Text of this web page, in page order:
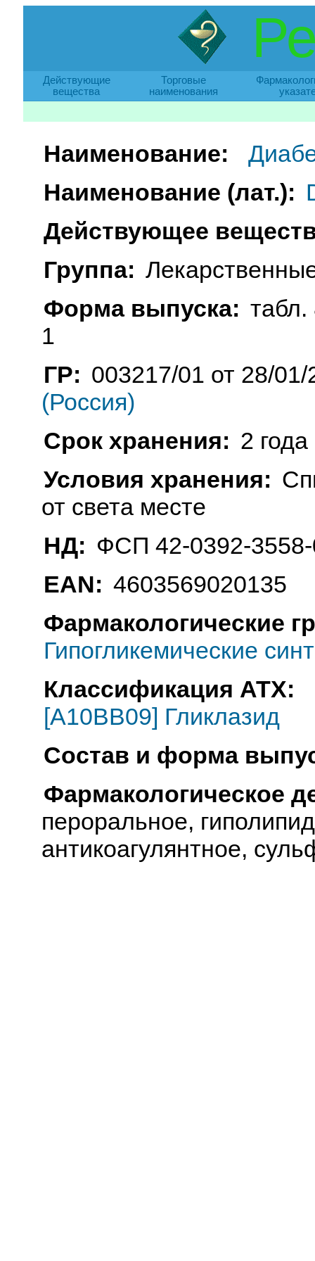
Действующие
вещества
Торговые
наименования
Наименование:
Наименование (лат.):
Действующее
Группа:
Форма выпуска:
1
ГР: 003217/01 от 28/
(Россия)
Срок хранения: 2 года
Условия хранения:
от света месте
НД: ФСП 42-0392-
EAN: 4603569020135
Фармакологические
Гипогликемические
Классификация АТХ:
[A10BB09] Гликлазид
Состав и форма
Фармакологическое
пероральное,
антикоагулянтное,